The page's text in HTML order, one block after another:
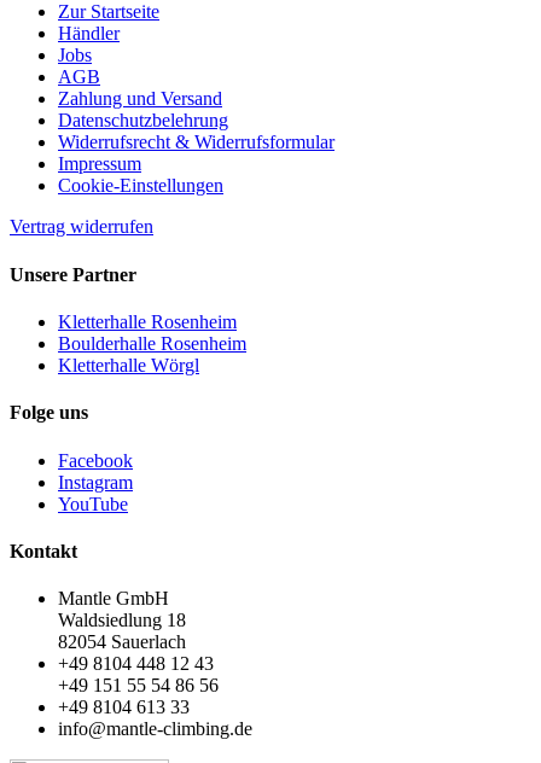
Zur Startseite
Händler
Jobs
AGB
Zahlung und Versand
Datenschutzbelehrung
Widerrufsrecht & Widerrufsformular
Impressum
Cookie-Einstellungen
Vertrag widerrufen
Unsere Partner
Kletterhalle Rosenheim
Boulderhalle Rosenheim
Kletterhalle Wörgl
Folge uns
Facebook
Instagram
YouTube
Kontakt
Mantle GmbH
Waldsiedlung 18
82054 Sauerlach
+49 8104 448 12 43
+49 151 55 54 86 56
+49 8104 613 33
info@mantle-climbing.de